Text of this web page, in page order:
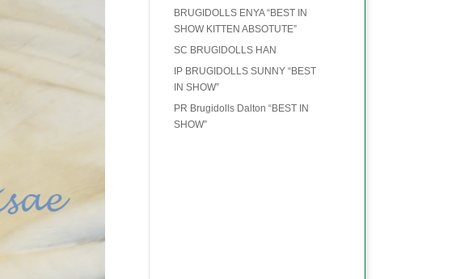
BRUGIDOLLS ENYA “BEST IN
SHOW KITTEN ABSOTUTE”
SC BRUGIDOLLS HAN
IP BRUGIDOLLS SUNNY “BEST
IN SHOW”
PR Brugidolls Dalton “BEST IN
SHOW”